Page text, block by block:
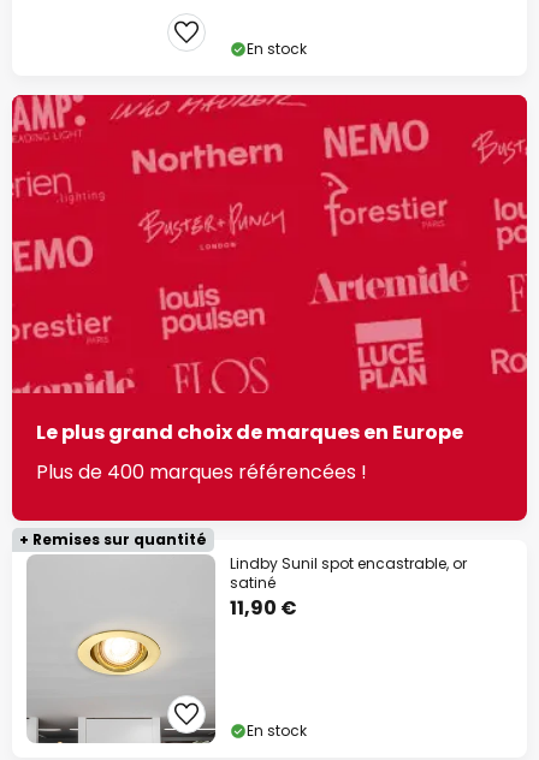
En stock
Le plus grand choix de marques en Europe
Plus de 400 marques référencées !
+ Remises sur quantité
Lindby Sunil spot encastrable, or
satiné
11,90 €
En stock